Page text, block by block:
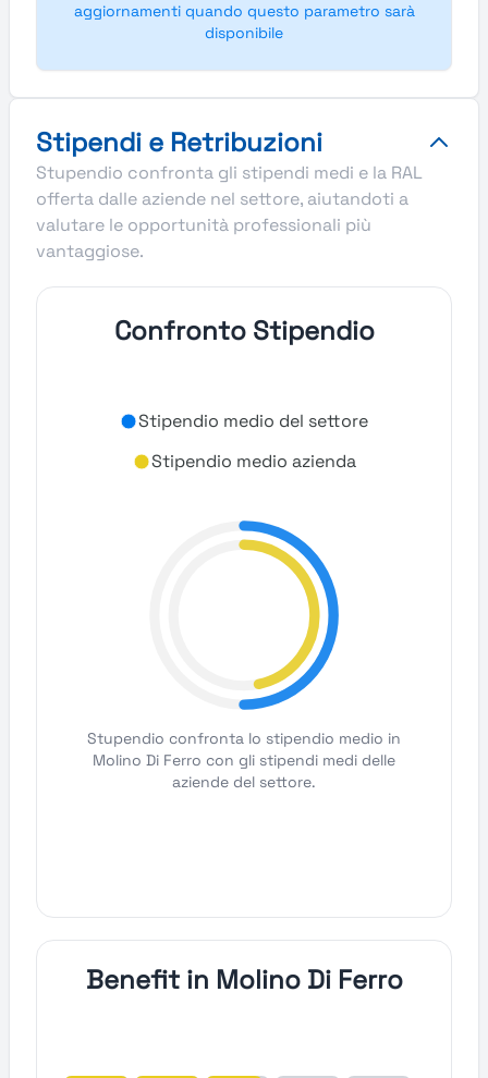
aggiornamenti quando questo parametro sarà
disponibile
Stipendi e Retribuzioni
Stupendio confronta gli stipendi medi e la RAL
offerta dalle aziende nel settore, aiutandoti a
valutare le opportunità professionali più
vantaggiose.
Confronto Stipendio
Stipendio medio del settore
Stipendio medio azienda
Stupendio confronta lo stipendio medio in
Molino Di Ferro con gli stipendi medi delle
aziende del settore.
Benefit in Molino Di Ferro